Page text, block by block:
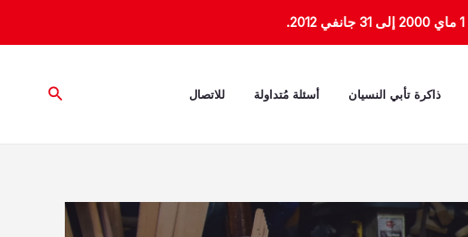
ذاكرة تأبي النسيان أسئلة مُتداولة للاتصال البحث